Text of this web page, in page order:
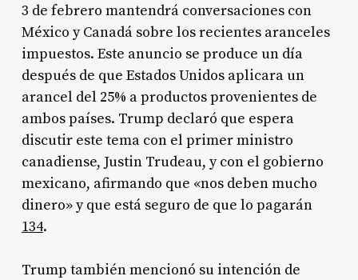
3 de febrero mantendrá conversaciones con
México y Canadá sobre los recientes aranceles
impuestos. Este anuncio se produce un día
después de que Estados Unidos aplicara un
arancel del 25% a productos provenientes de
ambos países. Trump declaró que espera
discutir este tema con el primer ministro
canadiense, Justin Trudeau, y con el gobierno
mexicano, afirmando que «nos deben mucho
dinero» y que está seguro de que lo pagarán
134.
Trump también mencionó su intención de